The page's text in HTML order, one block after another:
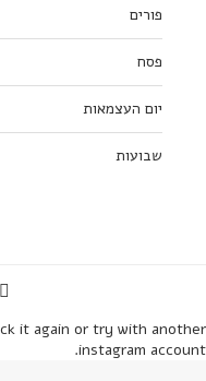
פורים
פסח
יום העצמאות
שבועות
it again or try with another
instagram account.